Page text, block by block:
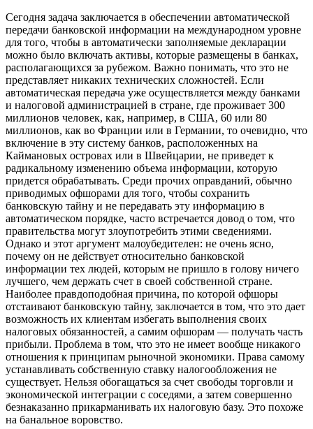
Сегодня задача заключается в обеспечении автоматической
передачи банковской информации на международном уровне
для того, чтобы в автоматически заполняемые декларации
можно было включать активы, которые размещены в банках,
располагающихся за рубежом. Важно понимать, что это не
представляет никаких технических сложностей. Если
автоматическая передача уже осуществляется между банками
и налоговой администрацией в стране, где проживает 300
миллионов человек, как, например, в США, 60 или 80
миллионов, как во Франции или в Германии, то очевидно, что
включение в эту систему банков, расположенных на
Каймановых островах или в Швейцарии, не приведет к
радикальному изменению объема информации, которую
придется обрабатывать. Среди прочих оправданий, обычно
приводимых офшорами для того, чтобы сохранить
банковскую тайну и не передавать эту информацию в
автоматическом порядке, часто встречается довод о том, что
правительства могут злоупотребить этими сведениями.
Однако и этот аргумент малоубедителен: не очень ясно,
почему он не действует относительно банковской
информации тех людей, которым не пришло в голову ничего
лучшего, чем держать счет в своей собственной стране.
Наиболее правдоподобная причина, по которой офшоры
отстаивают банковскую тайну, заключается в том, что это дает
возможность их клиентам избегать выполнения своих
налоговых обязанностей, а самим офшорам — получать часть
прибыли. Проблема в том, что это не имеет вообще никакого
отношения к принципам рыночной экономики. Права самому
устанавливать собственную ставку налогообложения не
существует. Нельзя обогащаться за счет свободы торговли и
экономической интеграции с соседями, а затем совершенно
безнаказанно прикарманивать их налоговую базу. Это похоже
на банальное воровство.